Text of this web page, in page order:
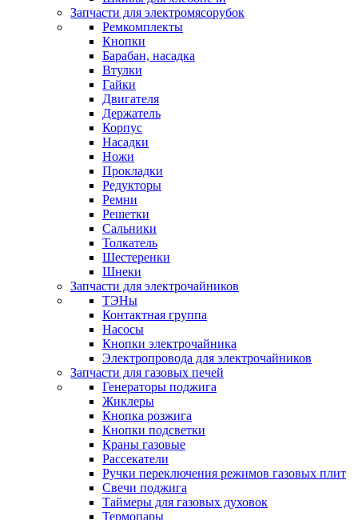
Запчасти для электромясорубок
Ремкомплекты
Кнопки
Барабан, насадка
Втулки
Гайки
Двигателя
Держатель
Корпус
Насадки
Ножи
Прокладки
Редукторы
Ремни
Решетки
Сальники
Толкатель
Шестеренки
Шнеки
Запчасти для электрочайников
ТЭНы
Контактная группа
Насосы
Кнопки электрочайника
Электропровода для электрочайников
Запчасти для газовых печей
Генераторы поджига
Жиклеры
Кнопка розжига
Кнопки подсветки
Краны газовые
Рассекатели
Ручки переключения режимов газовых плит
Свечи поджига
Таймеры для газовых духовок
Термопары